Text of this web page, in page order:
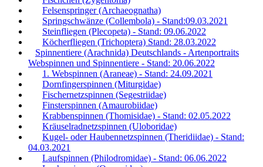
Felsenspringer (Archaeognatha)
Springschwänze (Collembola) - Stand:09.03.2021
Steinfliegen (Plecopeta) - Stand: 09.06.2022
Köcherfliegen (Trichoptera) Stand: 28.03.2022
Spinnentiere (Arachnida) Deutschlands - Artenportraits
Webspinnen und Spinnentiere - Stand: 20.06.2022
1. Webspinnen (Araneae) - Stand: 24.09.2021
Dornfingerspinnen (Miturgidae)
Fischernetzspinnen (Segestriidae)
Finsterspinnen (Amaurobiidae)
Krabbenspinnen (Thomisidae) - Stand: 02.05.2022
Kräuselradnetzspinnen (Uloboridae)
Kugel- oder Haubennetzspinnen (Theridiidae) - Stand:
04.03.2021
Laufspinnen (Philodromidae) - Stand: 06.06.2022